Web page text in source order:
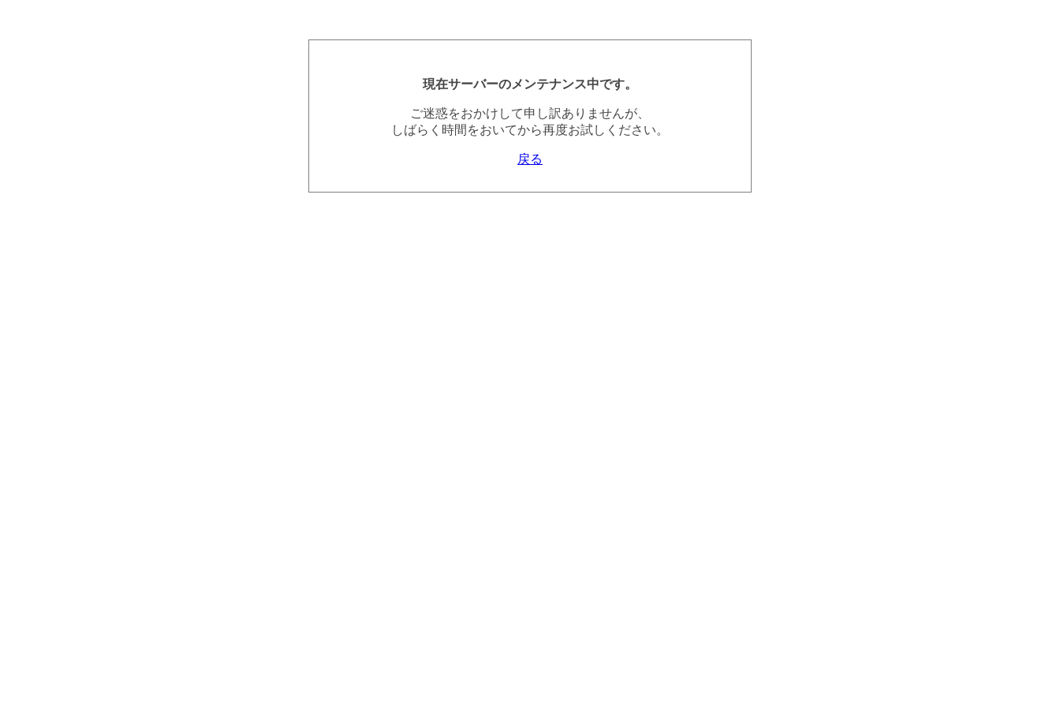
現在サーバーのメンテナンス中です。
ご迷惑をおかけして申し訳ありませんが、
しばらく時間をおいてから再度お試しください。
戻る